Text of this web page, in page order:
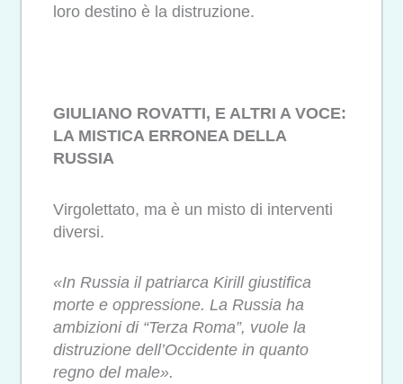
loro destino è la distruzione.
GIULIANO ROVATTI, E ALTRI A VOCE:
LA MISTICA ERRONEA DELLA
RUSSIA
Virgolettato, ma è un misto di interventi
diversi.
«In Russia il patriarca Kirill giustifica
morte e oppressione. La Russia ha
ambizioni di “Terza Roma”, vuole la
distruzione dell’Occidente in quanto
regno del male».